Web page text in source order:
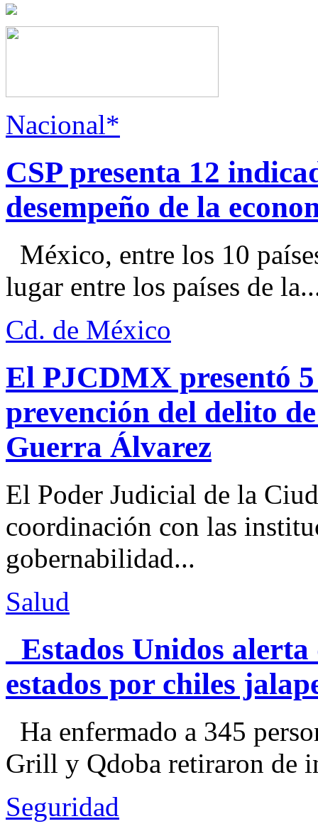
Nacional*
CSP presenta 12
desempeño de la
México, entre los 10
lugar entre los países de
Cd. de México
El PJCDMX presentó
prevención del delito
Guerra Álvarez
El Poder Judicial de la
coordinación con las
gobernabilidad...
Salud
Estados Unidos alerta
estados por chiles
Ha enfermado a 345
Grill y Qdoba retiraron de
Seguridad